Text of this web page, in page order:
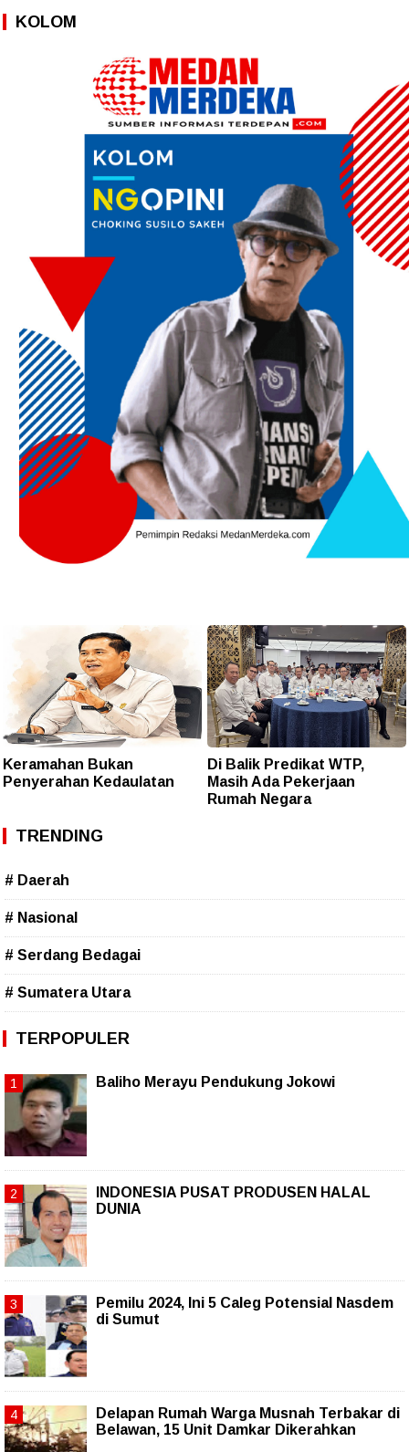
KOLOM
Keramahan Bukan
Penyerahan Kedaulatan
Di Balik Predikat WTP,
Masih Ada Pekerjaan
Rumah Negara
TRENDING
# Daerah
# Nasional
# Serdang Bedagai
# Sumatera Utara
TERPOPULER
Baliho Merayu Pendukung Jokowi
INDONESIA PUSAT PRODUSEN HALAL
DUNIA
Pemilu 2024, Ini 5 Caleg Potensial Nasdem
di Sumut
Delapan Rumah Warga Musnah Terbakar di
Belawan, 15 Unit Damkar Dikerahkan